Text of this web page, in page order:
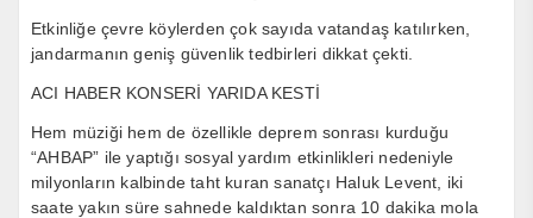
Etkinliğe çevre köylerden çok sayıda vatandaş katılırken,
jandarmanın geniş güvenlik tedbirleri dikkat çekti.
ACI HABER KONSERİ YARIDA KESTİ
Hem müziği hem de özellikle deprem sonrası kurduğu
“AHBAP” ile yaptığı sosyal yardım etkinlikleri nedeniyle
milyonların kalbinde taht kuran sanatçı Haluk Levent, iki
saate yakın süre sahnede kaldıktan sonra 10 dakika mola